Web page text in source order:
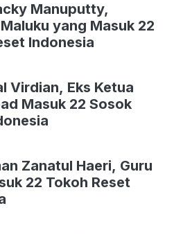
Manuputty,
yang Masuk 22
Indonesia
Virdian, Eks Ketua
Masuk 22 Sosok
Zanatul Haeri, Guru
22 Tokoh Reset